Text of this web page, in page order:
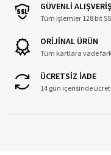
GÜVENLİ ALIŞVERİŞ
Tüm işlemler 128 bit
ORİJİNAL ÜRÜN
Tüm kartlara vade
ÜCRETSİZ İADE
14 gün içerisinde